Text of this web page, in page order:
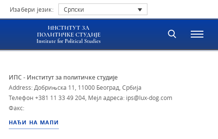
Изабери језик: Српски
ИНСТИТУТ ЗА
ПОЛИТИЧКЕ СТУДИЈЕ
Institute for Political Studies
ИПС - Институт за политичке студије
Address: Добрињска 11, 11000 Београд, Србија
Телефон +381 11 33 49 204 Мејл адреса: ips@lux-dog.com
Факс:
НАЂИ НА МАПИ